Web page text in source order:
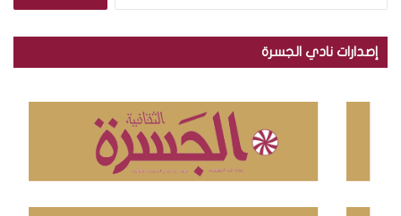
ح
:
إصدارات نادي الجسرة